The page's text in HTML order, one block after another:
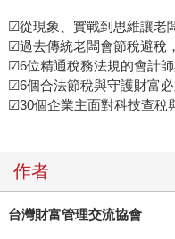
☑從現象、實戰到思維讓老
☑過去傳統老闆會節稅避稅
☑6位精通稅務法規的會計
☑6個合法節稅與守護財富
☑30個企業主面對科技查稅
作者
台灣財富管理交流協會